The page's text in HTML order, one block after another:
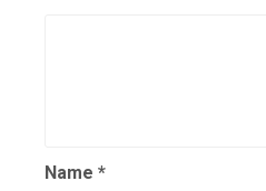
Name *